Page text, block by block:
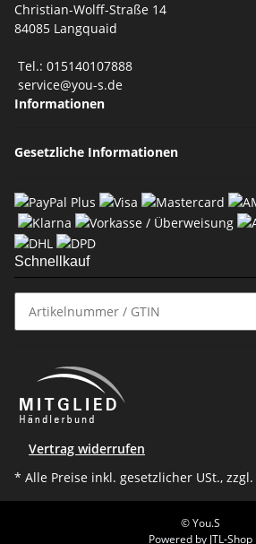
Christian-Wolff-Straße 14
84085 Langquaid
Tel.: 015140107888
service@you-s.de
Informationen
Gesetzliche Informationen
Schnellkauf
Vertrag widerrufen
* Alle Preise inkl. gesetzlicher USt., zzgl.
© You.S
Powered by JTL-Shop